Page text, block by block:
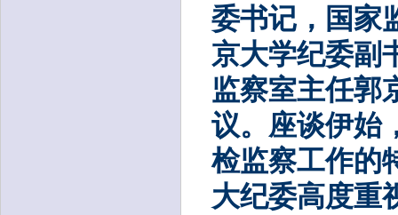
委书记，国家
京大学纪委副
监察室主任郭
议。座谈伊始
检监察工作的
大纪委高度重